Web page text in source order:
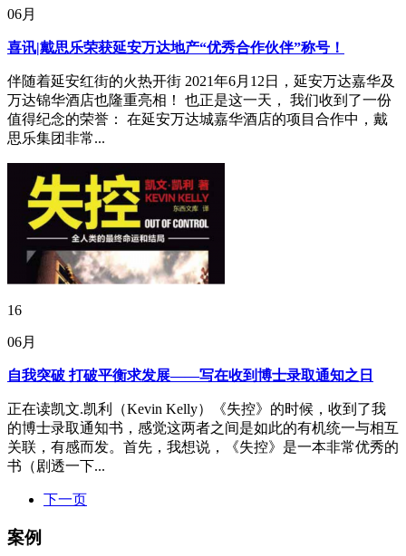
06月
喜讯|戴思乐荣获延安万达地产“优秀合作伙伴”称号！
伴随着延安红街的火热开街 2021年6月12日，延安万达嘉华及
万达锦华酒店也隆重亮相！ 也正是这一天， 我们收到了一份
值得纪念的荣誉： 在延安万达城嘉华酒店的项目合作中，戴
思乐集团非常...
16
06月
自我突破 打破平衡求发展——写在收到博士录取通知之日
正在读凯文.凯利（Kevin Kelly）《失控》的时候，收到了我
的博士录取通知书，感觉这两者之间是如此的有机统一与相互
关联，有感而发。首先，我想说，《失控》是一本非常优秀的
书（剧透一下...
下一页
案例